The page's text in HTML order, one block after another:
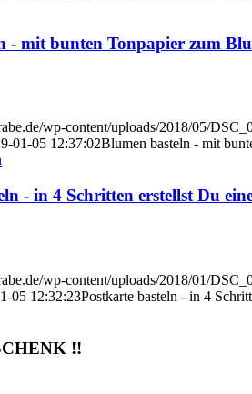
- mit bunten Tonpapier zum
wp-content/uploads/2018/05/
01-05 12:37:02Blumen basteln - mit
- in 4 Schritten erstellst Du
wp-content/uploads/2018/01/
05 12:32:23Postkarte basteln - in 4
!!